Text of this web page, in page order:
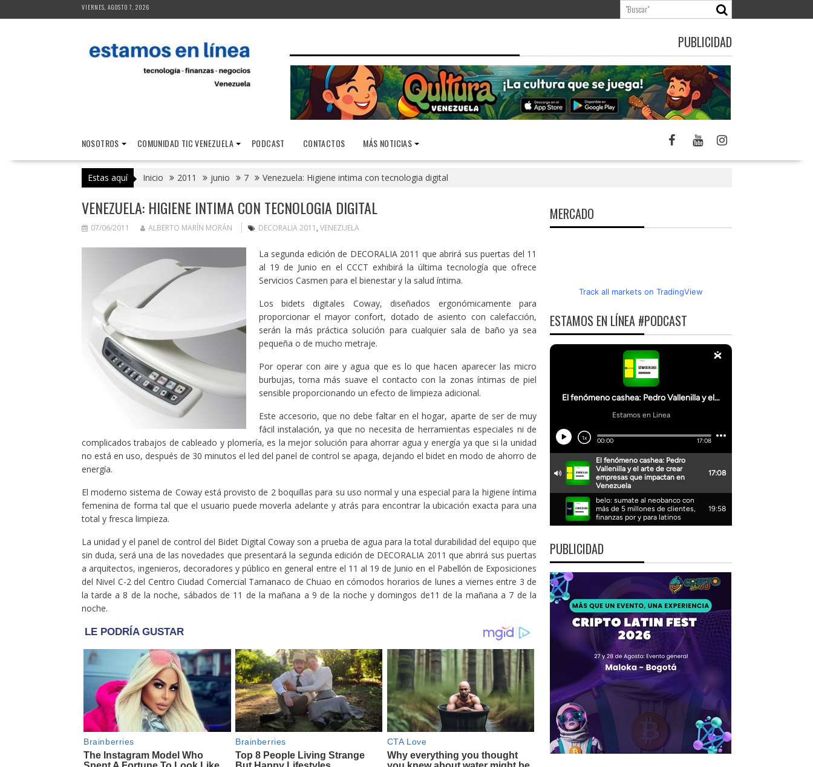
al
VIERNES, AGOSTO 7, 2026
PUBLICIDAD
NOSOTROS COMUNIDAD TIC VENEZUELA PODCAST CONTACTOS MÁS NOTICIAS
Estas aquí Inicio 2011 junio 7 Venezuela: Higiene intima con tecnologia digital
VENEZUELA: HIGIENE INTIMA CON TECNOLOGIA DIGITAL
07/06/2011 ALBERTO MARÍN MORÁN DECORALIA 2011 , VENEZUELA
La segunda edición de DECORALIA 2011 que abrirá sus puertas del 11
al 19 de Junio en el CCCT exhibirá la última tecnología que ofrece
Servicios Casmen para el bienestar y la salud íntima.
Los bidets digitales Coway, diseñados ergonómicamente para
proporcionar el mayor confort, dotado de asiento con calefacción,
serán la más práctica solución para cualquier sala de baño ya sea
pequeña o de mucho metraje.
Por operar con aire y agua que es lo que hacen aparecer las micro
burbujas, torna más suave el contacto con la zonas íntimas de piel
sensible proporcionando un efecto de limpieza adicional.
Este accesorio, que no debe faltar en el hogar, aparte de ser de muy
fácil instalación, ya que no necesita de herramientas especiales ni de
complicados trabajos de cableado y plomería, es la mejor solución para ahorrar agua y energía ya que si la unidad
no está en uso, después de 30 minutos el led del panel de control se apaga, dejando el bidet en modo de ahorro de
energía.
El moderno sistema de Coway está provisto de 2 boquillas para su uso normal y una especial para la higiene íntima
femenina de forma tal que el usuario puede moverla adelante y atrás para encontrar la ubicación exacta para una
total y fresca limpieza.
La unidad y el panel de control del Bidet Digital Coway son a prueba de agua para la total durabilidad del equipo que
sin duda, será una de las novedades que presentará la segunda edición de DECORALIA 2011 que abrirá sus puertas
a arquitectos, ingenieros, decoradores y público en general entre el 11 al 19 de Junio en el Pabellón de Exposiciones
del Nivel C-2 del Centro Ciudad Comercial Tamanaco de Chuao en cómodos horarios de lunes a viernes entre 3 de
la tarde a 8 de la noche, sábados de 11 de la mañana a 9 de la noche y domingos de11 de la mañana a 7 de la
noche.
MERCADO
Track all markets on TradingView
ESTAMOS EN LÍNEA #PODCAST
PUBLICIDAD